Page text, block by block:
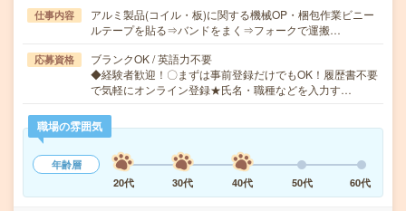
仕事内容
アルミ製品(コイル・板)に関する機械OP・梱包作業ビニー
ルテープを貼る⇒バンドをまく⇒フォークで運搬…
応募資格
ブランクOK / 英語力不要
◆経験者歓迎！〇まずは事前登録だけでもOK！履歴書不要
で気軽にオンライン登録★氏名・職種などを入力す…
職場の雰囲気
年齢層
20代
30代 40代 50代 60代